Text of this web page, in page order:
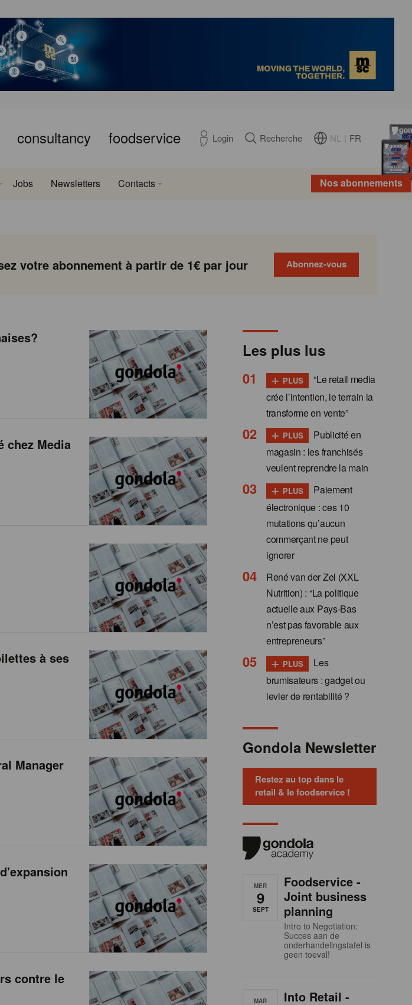
consultancy foodservice Login Recherche NL FR
Nos abonnements
Jobs Newsletters Contacts
votre abonnement à partir de 1€ par jour Abonnez-vous
chez Media
à ses
Manager
contre le
Les plus lus
+ PLUS
“Le retail media
crée l’intention, le terrain la
transforme en vente”
+ PLUS
Publicité en
magasin : les franchisés
veulent reprendre la main
+ PLUS
Paiement
électronique : ces 10
mutations qu’aucun
commerçant ne peut
ignorer
René van der Zel (XXL
Nutrition) : “La politique
actuelle aux Pays-Bas
n’est pas favorable aux
entrepreneurs”
+ PLUS
Les
brumisateurs : gadget ou
levier de rentabilité ?
Gondola Newsletter
Restez au top dans le
retail & le foodservice !
MER
9
SEPT
Foodservice -
Joint business
planning
Intro to Negotiation:
Succes aan de
onderhandelingstafel is
geen toeval!
MAR
Into Retail -